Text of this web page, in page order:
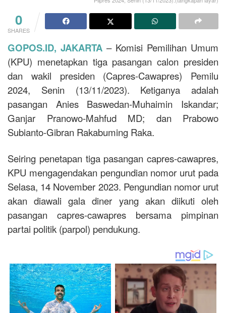
0
SHARES
GOPOS.ID, JAKARTA – Komisi Pemilihan Umum
(KPU) menetapkan tiga pasangan calon presiden
dan wakil presiden (Capres-Cawapres) Pemilu
2024, Senin (13/11/2023). Ketiganya adalah
pasangan Anies Baswedan-Muhaimin Iskandar;
Ganjar Pranowo-Mahfud MD; dan Prabowo
Subianto-Gibran Rakabuming Raka.
Seiring penetapan tiga pasangan capres-cawapres,
KPU mengagendakan pengundian nomor urut pada
Selasa, 14 November 2023. Pengundian nomor urut
akan diawali gala diner yang akan diikuti oleh
pasangan capres-cawapres bersama pimpinan
partai politik (parpol) pendukung.